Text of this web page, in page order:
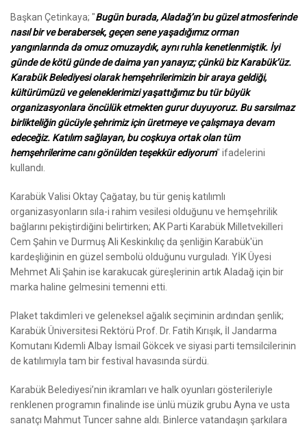
Başkan Çetinkaya; "Bugün burada, Aladağ’ın bu güzel atmosferinde
nasıl bir ve berabersek, geçen sene yaşadığımız orman
yangınlarında da omuz omuzaydık, aynı ruhla kenetlenmiştik. İyi
günde de kötü günde de daima yan yanayız; çünkü biz Karabük’üz.
Karabük Belediyesi olarak hemşehrilerimizin bir araya geldiği,
kültürümüzü ve geleneklerimizi yaşattığımız bu tür büyük
organizasyonlara öncülük etmekten gurur duyuyoruz. Bu sarsılmaz
birlikteliğin gücüyle şehrimiz için üretmeye ve çalışmaya devam
edeceğiz. Katılım sağlayan, bu coşkuya ortak olan tüm
hemşehrilerime canı gönülden teşekkür ediyorum" ifadelerini
kullandı.
Karabük Valisi Oktay Çağatay, bu tür geniş katılımlı
organizasyonların sıla-i rahim vesilesi olduğunu ve hemşehrilik
bağlarını pekiştirdiğini belirtirken; AK Parti Karabük Milletvekilleri
Cem Şahin ve Durmuş Ali Keskinkılıç da şenliğin Karabük'ün
kardeşliğinin en güzel sembolü olduğunu vurguladı. YİK Üyesi
Mehmet Ali Şahin ise karakucak güreşlerinin artık Aladağ için bir
marka haline gelmesini temenni etti.
Plaket takdimleri ve geleneksel ağalık seçiminin ardından şenlik;
Karabük Üniversitesi Rektörü Prof. Dr. Fatih Kırışık, İl Jandarma
Komutanı Kıdemli Albay İsmail Gökcek ve siyasi parti temsilcilerinin
de katılımıyla tam bir festival havasında sürdü.
Karabük Belediyesi’nin ikramları ve halk oyunları gösterileriyle
renklenen programın finalinde ise ünlü müzik grubu Ayna ve usta
sanatçı Mahmut Tuncer sahne aldı. Binlerce vatandaşın şarkılara